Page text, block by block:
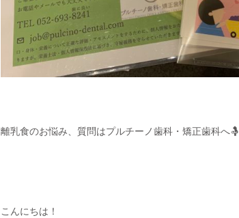
離乳食のお悩み、質問はプルチーノ歯科・矯正歯科へ🤱
こんにちは！